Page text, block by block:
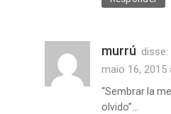
murrú disse:
maio 16, 2015
“Sembrar la
olvido”…